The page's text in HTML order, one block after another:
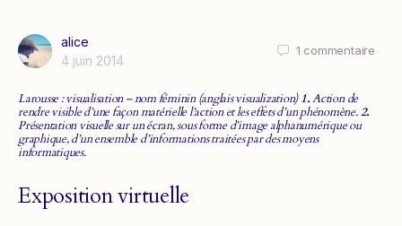
alice
4 juin 2014
1 commentaire
Larousse : visualisation – nom féminin (anglais visualization)1.Action de
rendre visible d’une façon matérielle l’action et les effets d’un phénomène.2.
Présentation visuelle sur un écran, sous forme d’image alphanumérique ou
graphique, d’un ensemble d’informations traitées par des moyens
informatiques.
Exposition virtuelle